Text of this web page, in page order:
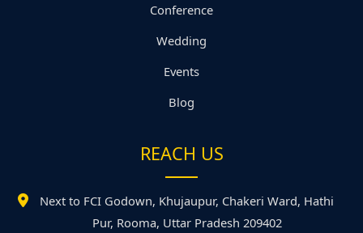
Conference
Wedding
Events
Blog
REACH US
Next to FCI Godown, Khujaupur, Chakeri Ward, Hathi
Pur, Rooma, Uttar Pradesh 209402